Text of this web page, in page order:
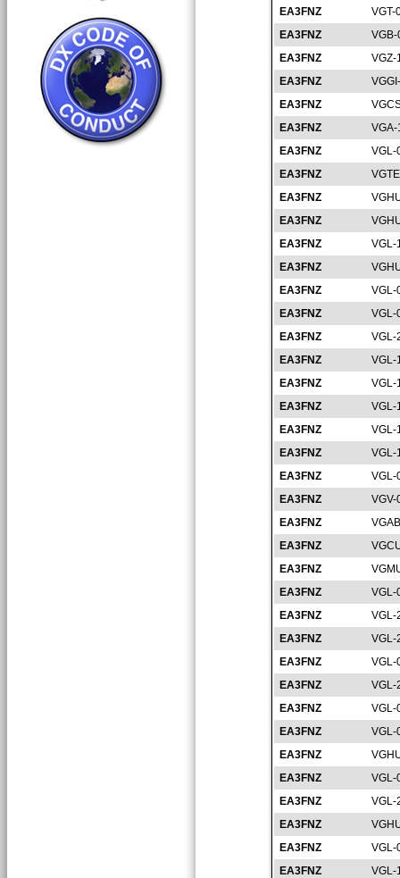
EA3FNZ
VGT-
EA3FNZ
EA3FNZ
VGZ-
EA3FNZ
EA3FNZ
EA3FNZ
EA3FNZ
VGL-
EA3FNZ
EA3FNZ
EA3FNZ
EA3FNZ
VGL-
EA3FNZ
EA3FNZ
VGL-
EA3FNZ
VGL-
EA3FNZ
VGL-
EA3FNZ
VGL-
EA3FNZ
VGL-
EA3FNZ
VGL-
EA3FNZ
VGL-
EA3FNZ
VGL-
EA3FNZ
VGL-
EA3FNZ
VGV-
EA3FNZ
EA3FNZ
EA3FNZ
EA3FNZ
VGL-
EA3FNZ
VGL-
EA3FNZ
VGL-
EA3FNZ
VGL-
EA3FNZ
VGL-
EA3FNZ
VGL-
EA3FNZ
VGL-
EA3FNZ
EA3FNZ
VGL-
EA3FNZ
VGL-
EA3FNZ
EA3FNZ
VGL-
EA3FNZ
VGL-